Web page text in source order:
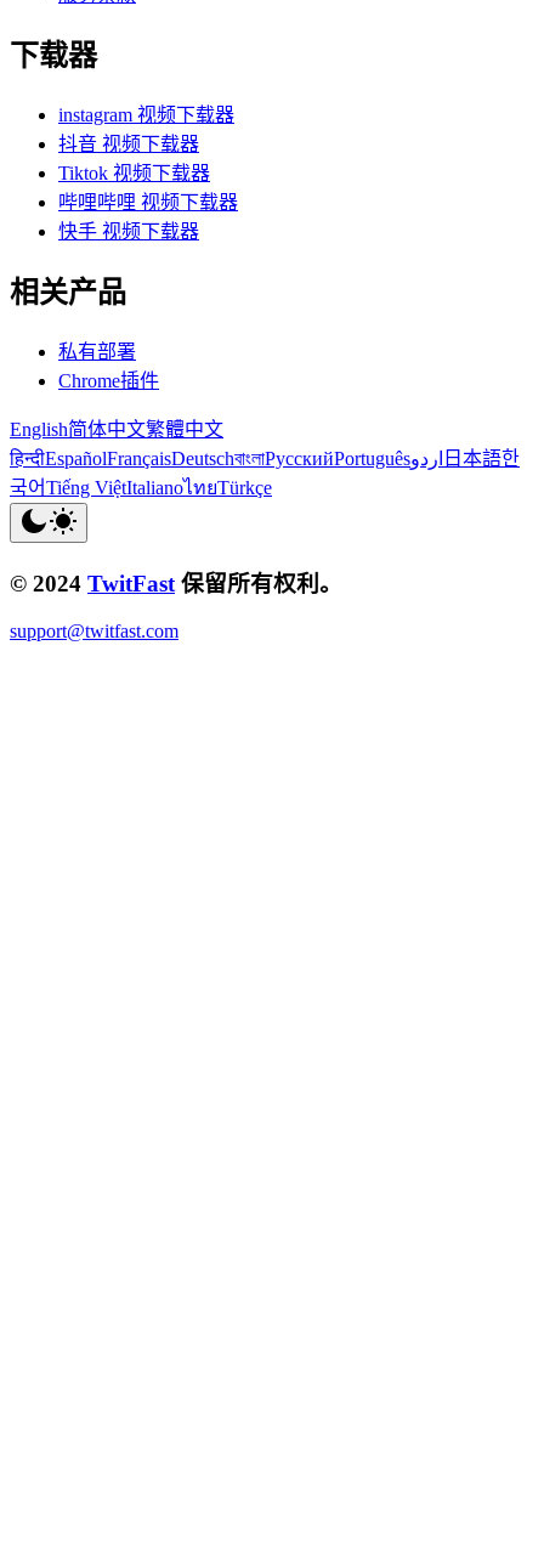
下载器
instagram 视频下载器
抖音 视频下载器
Tiktok 视频下载器
哔哩哔哩 视频下载器
快手 视频下载器
相关产品
私有部署
Chrome插件
English简体中文繁體中文
हिन्दीEspañolFrançaisDeutschবাংলাРусскийPortuguêsاردو 日本語한
국어Tiếng ViệtItalianoไทยTürkçe
© 2024 TwitFast 保留所有权利。
support@twitfast.com